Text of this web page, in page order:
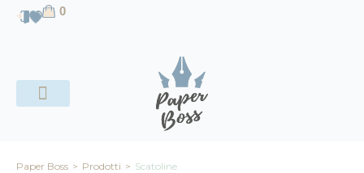
contenuto 0
Paper Boss > Prodotti > Scatoline